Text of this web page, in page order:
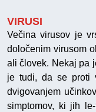
VIRUSI
Večina virusov je
določenim virusom
ali človek. Nekaj pa
je tudi, da se proti
dvigovanjem
simptomov, ki jih